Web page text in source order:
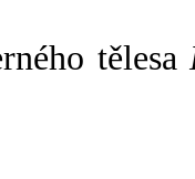
tělesa